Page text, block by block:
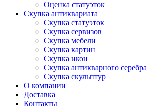
Оценка статуэток
Скупка антиквариата
Скупка статуэток
Скупка сервизов
Скупка мебели
Скупка картин
Скупка икон
Скупка антикварного серебра
Скупка скульптур
О компании
Доставка
Контакты